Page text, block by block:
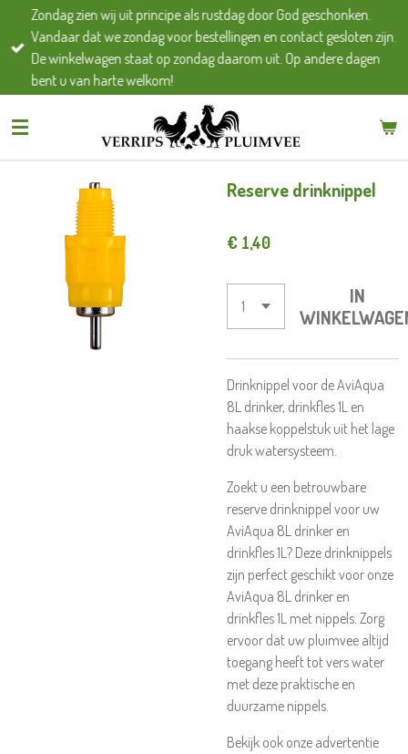
direct
naar
Zondag zien wij uit principe als rustdag door God geschonken.
Vandaar dat we zondag voor bestellingen en contact gesloten zijn.
De winkelwagen staat op zondag daarom uit. Op andere dagen
bent u van harte welkom!
Reserve drinknippel
€ 1,40
IN
Drinknippel voor de AviAqua
8L drinker, drinkfles 1L en
haakse koppelstuk uit het lage
druk watersysteem.
Zoekt u een betrouwbare
reserve drinknippel voor uw
AviAqua 8L drinker en
drinkfles 1L? Deze drinknippels
zijn perfect geschikt voor onze
AviAqua 8L drinker en
drinkfles 1L met nippels. Zorg
ervoor dat uw pluimvee altijd
toegang heeft tot vers water
met deze praktische en
duurzame nippels.
Bekijk ook onze advertentie